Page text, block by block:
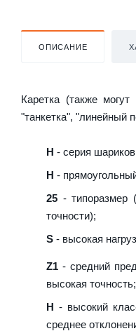
ОПИСАНИЕ
Каретка (также
"танкетка", "линейный
H - серия
H -
25 - типоразмер
точности);
S - высокая
Z1 - средний
высокая точность;
H - высокий
среднее